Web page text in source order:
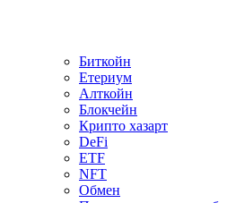
Биткойн
Етериум
Алткойн
Блокчейн
Крипто хазарт
DeFi
ETF
NFT
Обмен